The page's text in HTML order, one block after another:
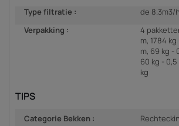
Type filtratie :
de 8.3m3/h
Verpakking :
4
m, 1784 kg
m, 69 kg -
60 kg -
kg
TIPS
Categorie Bekken :